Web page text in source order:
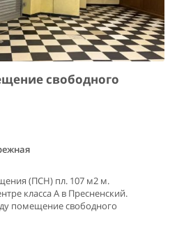
свободного
(ПСН) пл. 107 м2 м.
класса А в Пресненский.
помещение свободного